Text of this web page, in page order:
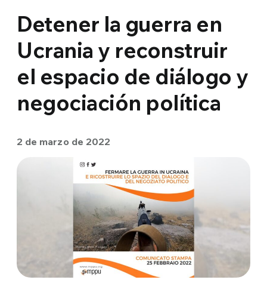
Detener la guerra en
Ucrania y reconstruir
el espacio de diálogo y
negociación política
2 de marzo de 2022